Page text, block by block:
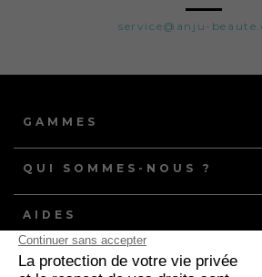
service@anju-
GAMMES
QUI SOMMES-NOUS ?
AIDES
NOS DERNIERS ARTICLES